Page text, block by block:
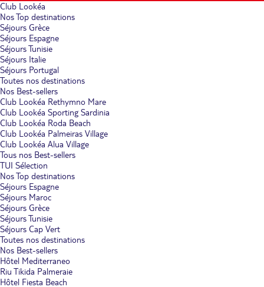
Club Lookéa
Nos Top destinations
Séjours Grèce
Séjours Espagne
Séjours Tunisie
Séjours Italie
Séjours Portugal
Toutes nos destinations
Nos Best-sellers
Club Lookéa Rethymno Mare
Club Lookéa Sporting Sardinia
Club Lookéa Roda Beach
Club Lookéa Palmeiras Village
Club Lookéa Alua Village
Tous nos Best-sellers
TUI Sélection
Nos Top destinations
Séjours Espagne
Séjours Maroc
Séjours Grèce
Séjours Tunisie
Séjours Cap Vert
Toutes nos destinations
Nos Best-sellers
Hôtel Mediterraneo
Riu Tikida Palmeraie
Hôtel Fiesta Beach